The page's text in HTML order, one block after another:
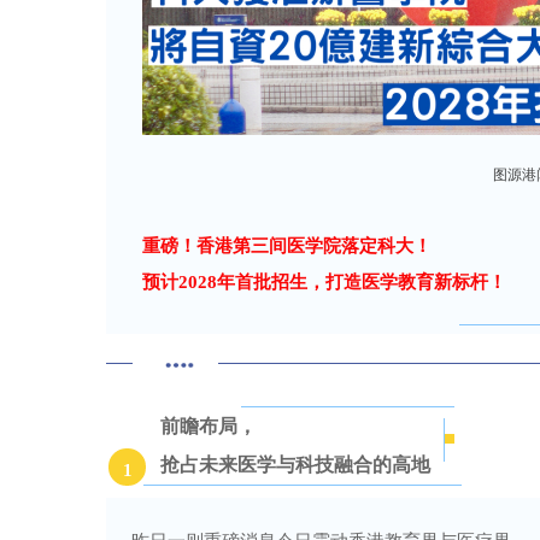
图源
重磅！香港第三间医学院落定科大！
预计2028年首批招生，打造医学教育新标杆！
1
前瞻布局，
抢占未来医学与科技融合的高地